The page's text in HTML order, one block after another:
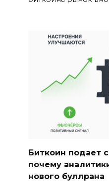
Биткоин подает
почему
нового буллрана